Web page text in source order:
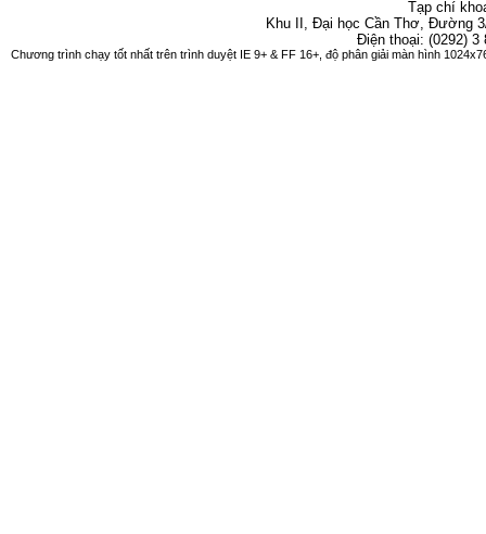
Tạp chí
Khu II, Đại học Cần Thơ, Đường
Điện thoại: (0292)
Chương trình chạy tốt nhất trên trình duyệt IE 9+ & FF 16+, độ phân giải màn hình